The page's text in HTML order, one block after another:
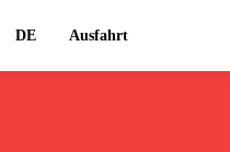
DE Ausfahrt